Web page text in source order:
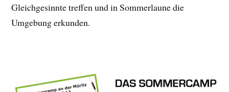
Gleichgesinnte treffen und in Sommerlaune die
Umgebung erkunden.